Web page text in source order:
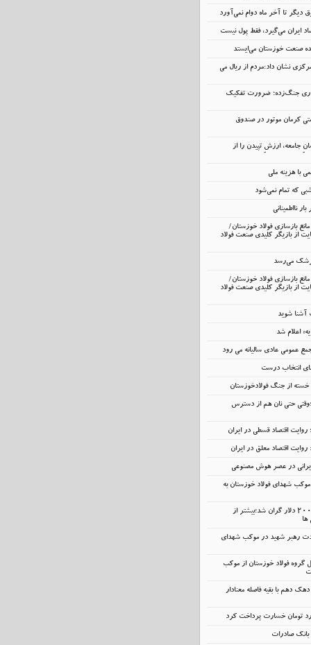
دیگر تا آخر ماه دوام نمی‌آورد
ایران می‌گیرد، فقط پول نیست
صنعت خوزستان می‌ایستد
نشان داد:مردم از ریال می
جنگ‌زده؛ ضرورت تفکیک
کرمان موتور در صندوق
جامعه، ارزشِ تپیدن را از
با هزینه ملی
که تمام نمی‌شود
نااطمینانی
بازسازی فولاد خوزستان/
از بازیگر کلیدی صنعت فولاد
می‌رسد
بازسازی فولاد خوزستان/
از بازیگر کلیدی صنعت فولاد
آشنا شوید
اعلام شد
عمومی عادی سالیانه می رود
انتخاب درست
خسته‌ از جنگ فولادخوزستان
حتی نان هم از دسترس
اقتصاد قسطی در ایران
اقتصاد معلق در ایران
در عصر هوش مصنوعی
شهدای فولاد خوزستان به
آیفون و ایکس‌باکس ۲۰۰ دلار گران شد؛بیشتر از
ها
رهبر شهید در موکب شهدای
گروه فولاد خوزستان از موکب
دهم با بقیه فاصله معنادار